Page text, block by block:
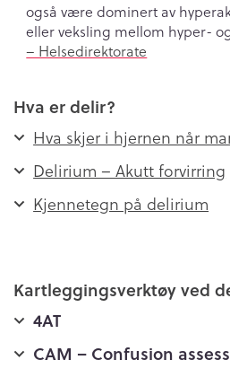
også være dominert av
eller veksling mellom hyper-
– Helsedirektorate
Hva er delir?
Hva skjer i hjernen når
Delirium – Akutt forvirring
Kjennetegn på delirium
Kartleggingsverktøy ved
4AT
CAM – Confusion